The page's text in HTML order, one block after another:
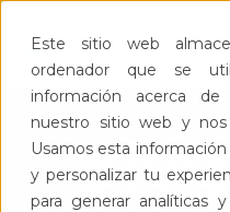
Este sitio web
ordenador que se
información acerca
nuestro sitio web y
Usamos esta
y personalizar tu
para generar analíticas